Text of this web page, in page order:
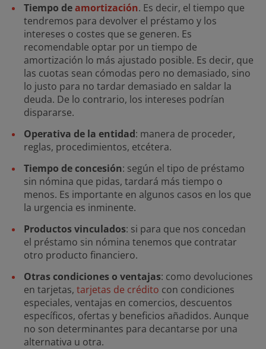
Tiempo deamortización. Es decir, el tiempo que
tendremos para devolver el préstamo y los
intereses o costes que se generen. Es
recomendable optar por un tiempo de
amortización lo más ajustado posible. Es decir, que
las cuotas sean cómodas pero no demasiado, sino
lo justo para no tardar demasiado en saldar la
deuda. De lo contrario, los intereses podrían
dispararse.
Operativa de la entidad: manera de proceder,
reglas, procedimientos, etcétera.
Tiempo de concesión: según el tipo de préstamo
sin nómina que pidas, tardará más tiempo o
menos. Es importante en algunos casos en los que
la urgencia es inminente.
Productos vinculados: si para que nos concedan
el préstamo sin nómina tenemos que contratar
otro producto financiero.
Otras condiciones o ventajas: como devoluciones
en tarjetas, tarjetas de crédito con condiciones
especiales, ventajas en comercios, descuentos
específicos, ofertas y beneficios añadidos. Aunque
no son determinantes para decantarse por una
alternativa u otra.